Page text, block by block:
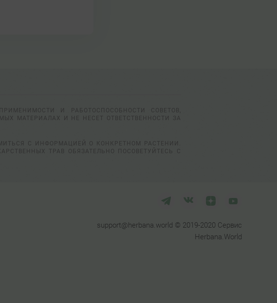
И РАБОТОСПОСОБНОСТИ СОВЕТОВ,
МАТЕРИАЛАХ И НЕ НЕСЕТ ОТВЕТСТВЕННОСТИ ЗА
С ИНФОРМАЦИЕЙ О КОНКРЕТНОМ РАСТЕНИИ.
ТРАВ ОБЯЗАТЕЛЬНО ПОСОВЕТУЙТЕСЬ С
support@herbana.world © 2019-2020 Сервис
Herbana.World